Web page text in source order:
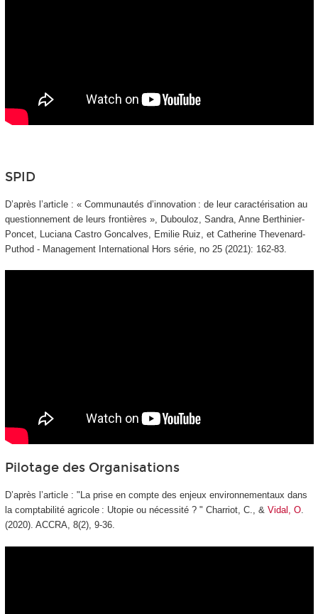
SPID
D’après l’article : « Communautés d’innovation : de leur caractérisation au
questionnement de leurs frontières », Dubouloz, Sandra, Anne Berthinier-
Poncet, Luciana Castro Goncalves, Emilie Ruiz, et Catherine Thevenard-
Puthod - Management International Hors série, no25 (2021): 162‑83.
Pilotage des Organisations
D’après l’article : " La prise en compte des enjeux environnementaux dans
la comptabilité agricole : Utopie ou nécessité ? " Charriot, C., & Vidal, O.
(2020). ACCRA, 8(2), 9‑36.